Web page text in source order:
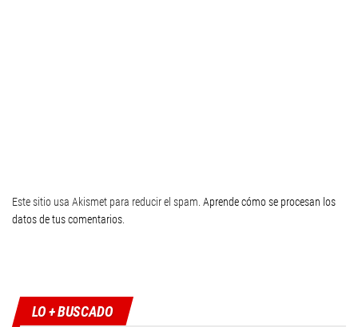
Este sitio usa Akismet para reducir el spam. Aprende cómo se procesan los
datos de tus comentarios
LO + BUSCADO